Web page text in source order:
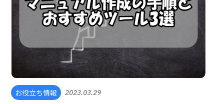
お役立ち情報 2023.03.29